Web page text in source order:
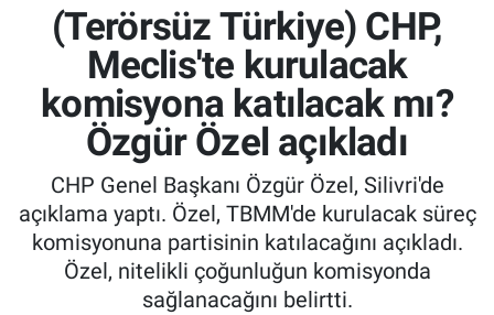
(Terörsüz Türkiye) CHP,
Meclis'te kurulacak
komisyona katılacak mı?
Özgür Özel açıkladı
CHP Genel Başkanı Özgür Özel, Silivri'de
açıklama yaptı. Özel, TBMM'de kurulacak süreç
komisyonuna partisinin katılacağını açıkladı.
Özel, nitelikli çoğunluğun komisyonda
sağlanacağını belirtti.